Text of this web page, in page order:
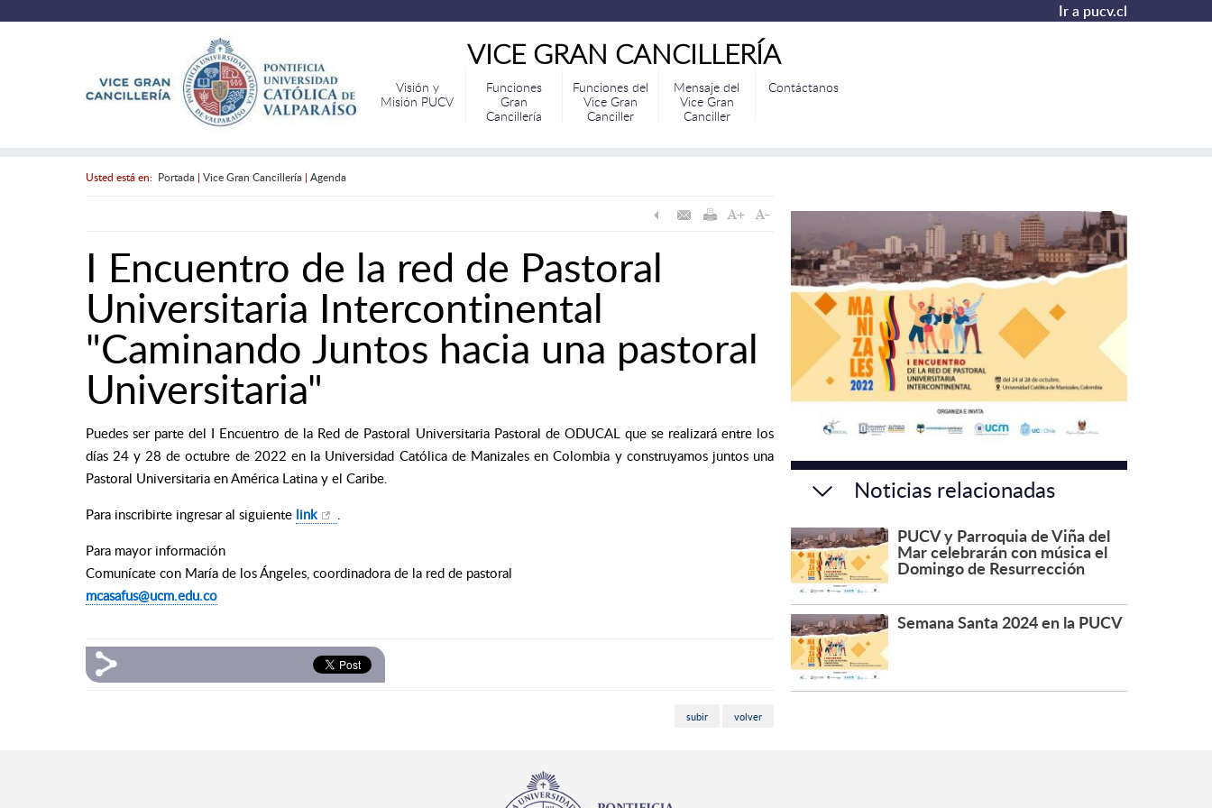
Ir a pucv.cl
VICE GRAN CANCILLERÍA
Visión y
Misión PUCV
Funciones
Gran
Cancillería
Funciones del
Vice Gran
Canciller
Mensaje del
Vice Gran
Canciller
Contáctanos
Usted está en: Portada| Vice Gran Cancillería| Agenda
I Encuentro de la red de Pastoral
Universitaria Intercontinental
"Caminando Juntos hacia una pastoral
Universitaria"
Puedes ser parte del I Encuentro de la Red de Pastoral Universitaria Pastoral de ODUCAL que se realizará entre los
días 24 y 28 de octubre de 2022 en la Universidad Católica de Manizales en Colombia y construyamos juntos una
Pastoral Universitaria en América Latina y el Caribe.
Para inscribirte ingresar al siguiente link
.
Para mayor información
Comunícate con María de los Ángeles, coordinadora de la red de pastoral
mcasafus@ucm.edu.co
subir volver
Noticias relacionadas
PUCV y Parroquia de Viña del
Mar celebrarán con música el
Domingo de Resurrección
Semana Santa 2024 en la PUCV